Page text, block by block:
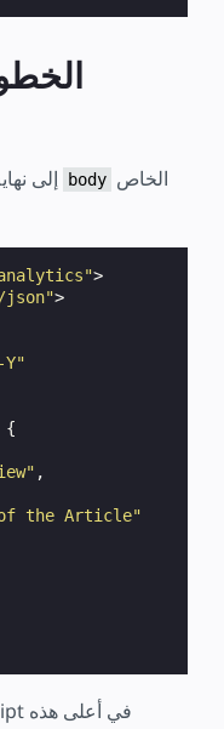
body
>
json">
Y"
{
,
of the Article"